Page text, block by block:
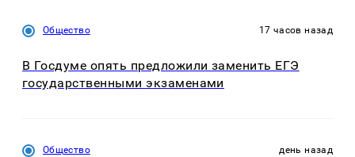
Общество 17 часов назад
В Госдуме опять предложили заменить ЕГЭ
государственными экзаменами
Общество день назад